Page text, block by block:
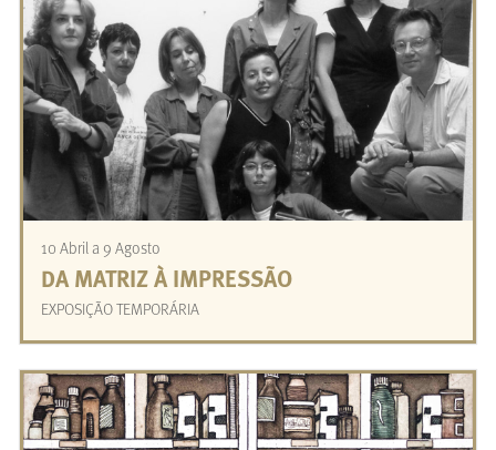
10 Abril a 9 Agosto
DA MATRIZ À IMPRESSÃO
EXPOSIÇÃO TEMPORÁRIA